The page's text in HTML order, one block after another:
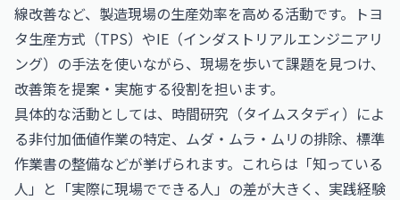
線改善など、製造現場の生産効率を高める活動です。トヨ
タ生産方式（TPS）やIE（インダストリアルエンジニアリ
ング）の手法を使いながら、現場を歩いて課題を見つけ、
改善策を提案・実施する役割を担います。
具体的な活動としては、時間研究（タイムスタディ）によ
る非付加価値作業の特定、ムダ・ムラ・ムリの排除、標準
作業書の整備などが挙げられます。これらは「知っている
人」と「実際に現場でできる人」の差が大きく、実践経験